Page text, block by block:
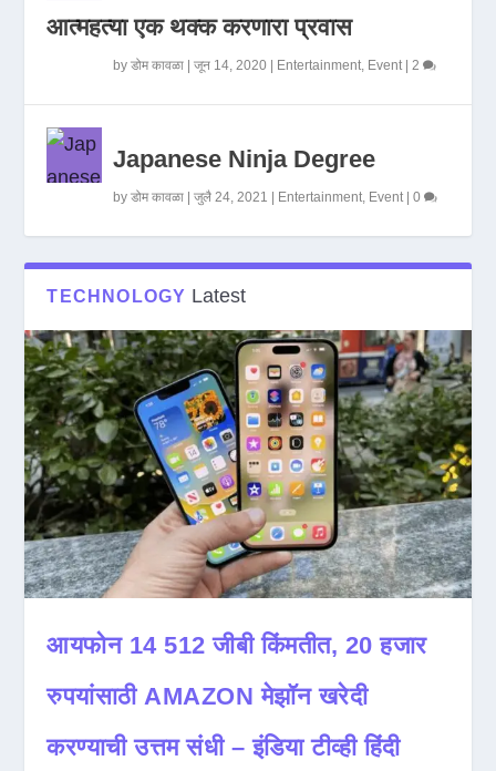
आत्महत्या एक थक्क करणारा प्रवास
byडोम कावळा |जून 14, 2020 Entertainment, Event|2
Japanese Ninja Degree
byडोम कावळा |जुलै 24, 2021 Entertainment, Event|0
TECHNOLOGY Latest
आयफोन 14 512 जीबी किंमतीत, 20 हजार
रुपयांसाठी AMAZON मेझॉन खरेदी
करण्याची उत्तम संधी – इंडिया टीव्ही हिंदी